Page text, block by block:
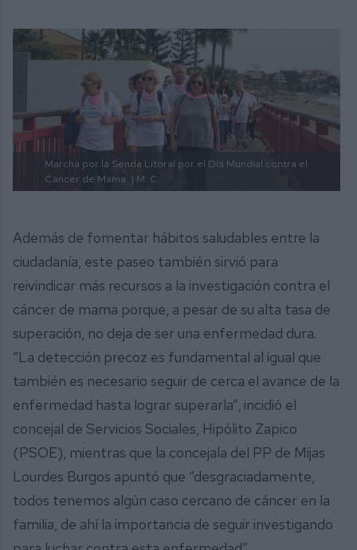
Marcha por la Senda Litoral por el Día Mundial contra el
Cáncer de Mama. | M. C.
Además de fomentar hábitos saludables entre la
ciudadanía, este paseo también sirvió para
reivindicar más recursos a la investigación contra el
cáncer de mama porque, a pesar de su alta tasa de
superación, no deja de ser una enfermedad dura.
“La detección precoz es fundamental al igual que
también es necesario seguir de cerca el avance de la
enfermedad hasta lograr superarla”, incidió el
concejal de Servicios Sociales, Hipólito Zapico
(PSOE), mientras que la concejala del PP de Mijas
Lourdes Burgos apuntó que “desgraciadamente,
todos tenemos algún caso cercano de cáncer en la
familia, de ahí la importancia de seguir investigando